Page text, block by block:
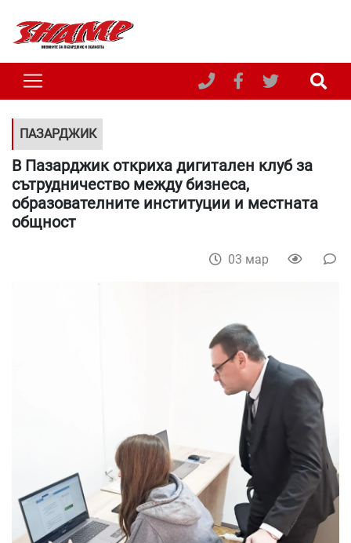
ПАЗАРДЖИК
В Пазарджик откриха дигитален клуб за
сътрудничество между бизнеса,
образователните институции и местната
общност
03 мар